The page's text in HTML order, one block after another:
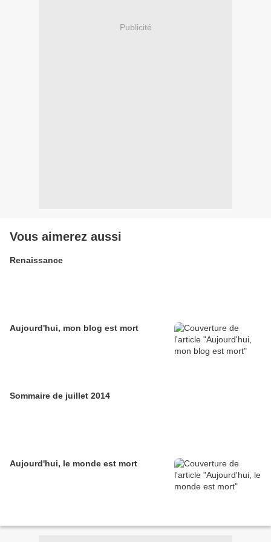
Publicité
Vous aimerez aussi
Renaissance
Aujourd'hui, mon blog est mort
Sommaire de juillet 2014
Aujourd'hui, le monde est mort